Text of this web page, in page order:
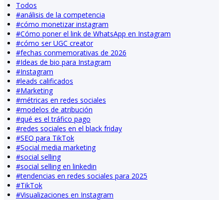
Todos
#análisis de la competencia
#cómo monetizar instagram
#Cómo poner el link de WhatsApp en Instagram
#cómo ser UGC creator
#fechas conmemorativas de 2026
#Ideas de bio para Instagram
#Instagram
#leads calificados
#Marketing
#métricas en redes sociales
#modelos de atribución
#qué es el tráfico pago
#redes sociales en el black friday
#SEO para TikTok
#Social media marketing
#social selling
#social selling en linkedin
#tendencias en redes sociales para 2025
#TikTok
#Visualizaciones en Instagram